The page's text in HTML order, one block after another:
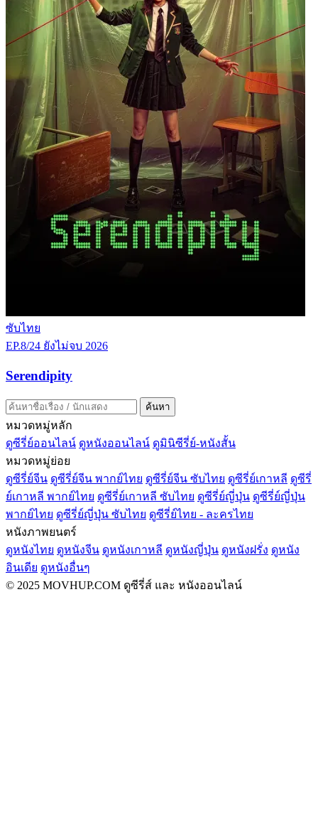
ซับไทย
EP.8/24 ยังไม่จบ 2026
Serendipity
ค้นหา
หมวดหมู่หลัก
ดูซีรี่ย์ออนไลน์ ดูหนังออนไลน์ ดูมินิซีรี่ย์-หนังสั้น
หมวดหมู่ย่อย
ดูซีรี่ย์จีน ดูซีรี่ย์จีน พากย์ไทย ดูซีรี่ย์จีน ซับไทย ดูซีรี่ย์เกาหลี ดูซีรี่
ย์เกาหลี พากย์ไทย ดูซีรี่ย์เกาหลี ซับไทย ดูซีรี่ย์ญี่ปุ่น ดูซีรี่ย์ญี่ปุ่น
พากย์ไทย ดูซีรี่ย์ญี่ปุ่น ซับไทย ดูซีรี่ย์ไทย - ละครไทย
หนังภาพยนตร์
ดูหนังไทย ดูหนังจีน ดูหนังเกาหลี ดูหนังญี่ปุ่น ดูหนังฝรั่ง ดูหนัง
อินเดีย ดูหนังอื่นๆ
© 2025 MOVHUP.COM ดูซีรี่ส์ และ หนังออนไลน์